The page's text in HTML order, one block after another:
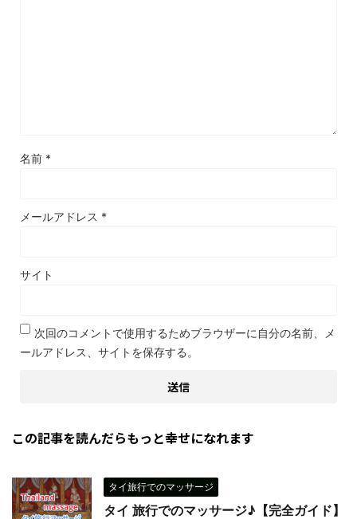
名前 *
メールアドレス *
サイト
次回のコメントで使用するためブラウザーに自分の名前、メ
ールアドレス、サイトを保存する。
この記事を読んだらもっと幸せになれます
タイ旅行でのマッサージ
タイ 旅行でのマッサージ♪【完全ガイド】